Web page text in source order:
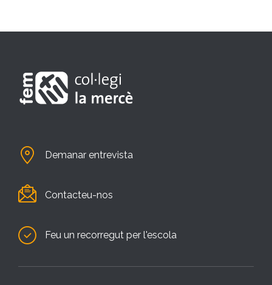
Demanar entrevista
Contacteu-nos
Feu un recorregut per l'escola